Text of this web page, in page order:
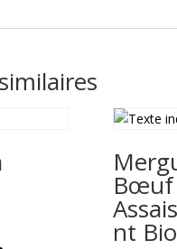
Bœuf
nt